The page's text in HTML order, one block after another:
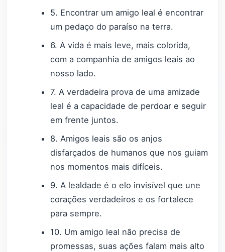
5. Encontrar um amigo leal é encontrar
um pedaço do paraíso na terra.
6. A vida é mais leve, mais colorida,
com a companhia de amigos leais ao
nosso lado.
7. A verdadeira prova de uma amizade
leal é a capacidade de perdoar e seguir
em frente juntos.
8. Amigos leais são os anjos
disfarçados de humanos que nos guiam
nos momentos mais difíceis.
9. A lealdade é o elo invisível que une
corações verdadeiros e os fortalece
para sempre.
10. Um amigo leal não precisa de
promessas, suas ações falam mais alto